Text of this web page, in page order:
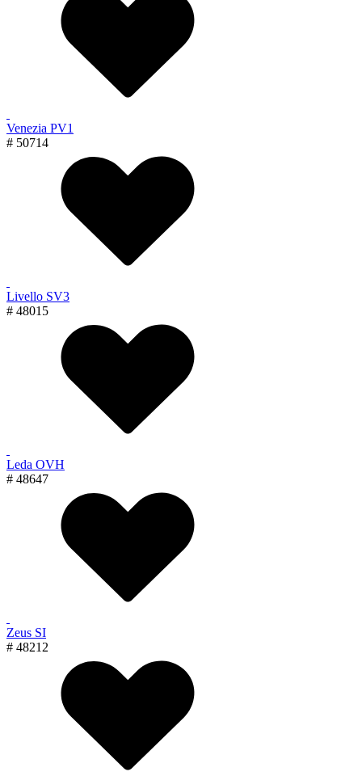
Venezia PV1
# 50714
Livello SV3
# 48015
Leda OVH
# 48647
Zeus SI
# 48212